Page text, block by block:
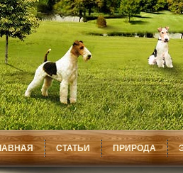
СТАТЬИ ПРИРОДА